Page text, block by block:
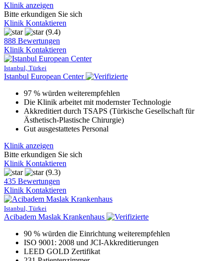
Klinik anzeigen
Bitte erkundigen Sie sich
Klinik Kontaktieren
(9.4)
888 Bewertungen
Klinik Kontaktieren
Istanbul, Türkei
Istanbul European Center
97 % würden weiterempfehlen
Die Klinik arbeitet mit modernster Technologie
Akkreditiert durch TSAPS (Türkische Gesellschaft für
Ästhetisch-Plastische Chirurgie)
Gut ausgestattetes Personal
Klinik anzeigen
Bitte erkundigen Sie sich
Klinik Kontaktieren
(9.3)
435 Bewertungen
Klinik Kontaktieren
Istanbul, Türkei
Acibadem Maslak Krankenhaus
90 % würden die Einrichtung weiterempfehlen
ISO 9001: 2008 und JCI-Akkreditierungen
LEED GOLD Zertifikat